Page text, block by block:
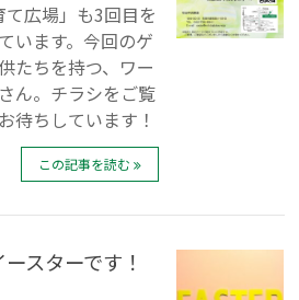
広場」も3回目を
います。今回のゲ
たちを持つ、ワー
ん。チラシをご覧
待ちしています！
この記事を読む
スターです！